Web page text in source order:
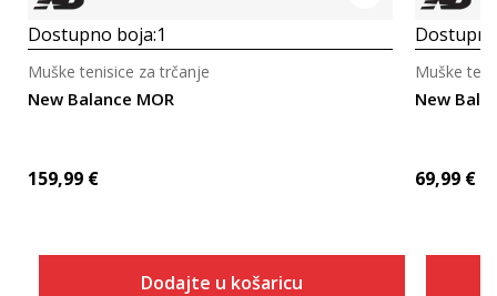
Dostupno boja:1
New Balance MOR
Muške tenisice za trčanje
159,99 €
Dodajte u košaricu
New
Muške
69,99 €